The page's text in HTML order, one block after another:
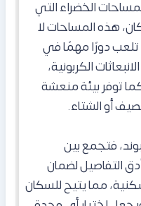
الخضراء التي
هذه المساحات لا
تلعب دورًا مهمًا في
الكربونية،
توفر بيئة منعشة
أو الشتاء.
فتجمع بين
التفاصيل لضمان
مما يتيح للسكان